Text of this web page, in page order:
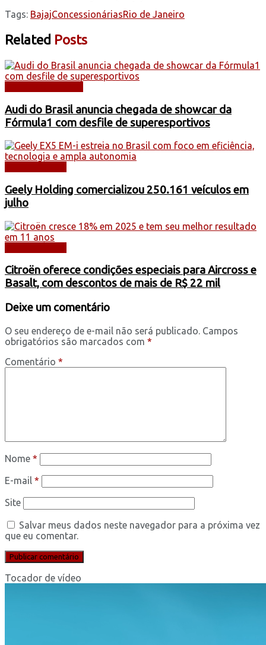
Tags: BajajConcessionáriasRio de Janeiro
Related Posts
Audi do Brasil anuncia chegada de showcar da
Fórmula1 com desfile de superesportivos
Geely Holding comercializou 250.161 veículos em
julho
Citroën oferece condições especiais para Aircross e
Basalt, com descontos de mais de R$ 22 mil
Deixe um comentário
O seu endereço de e-mail não será publicado. Campos
obrigatórios são marcados com *
Comentário *
Nome *
E-mail *
Site
Salvar meus dados neste navegador para a próxima vez
que eu comentar.
Tocador de vídeo